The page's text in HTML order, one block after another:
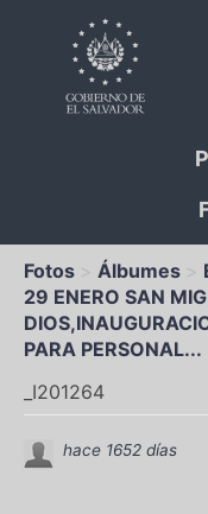
Fotos Álbumes
29 ENERO SAN
PARA PERSONAL...
_I201264
hace 1652 días